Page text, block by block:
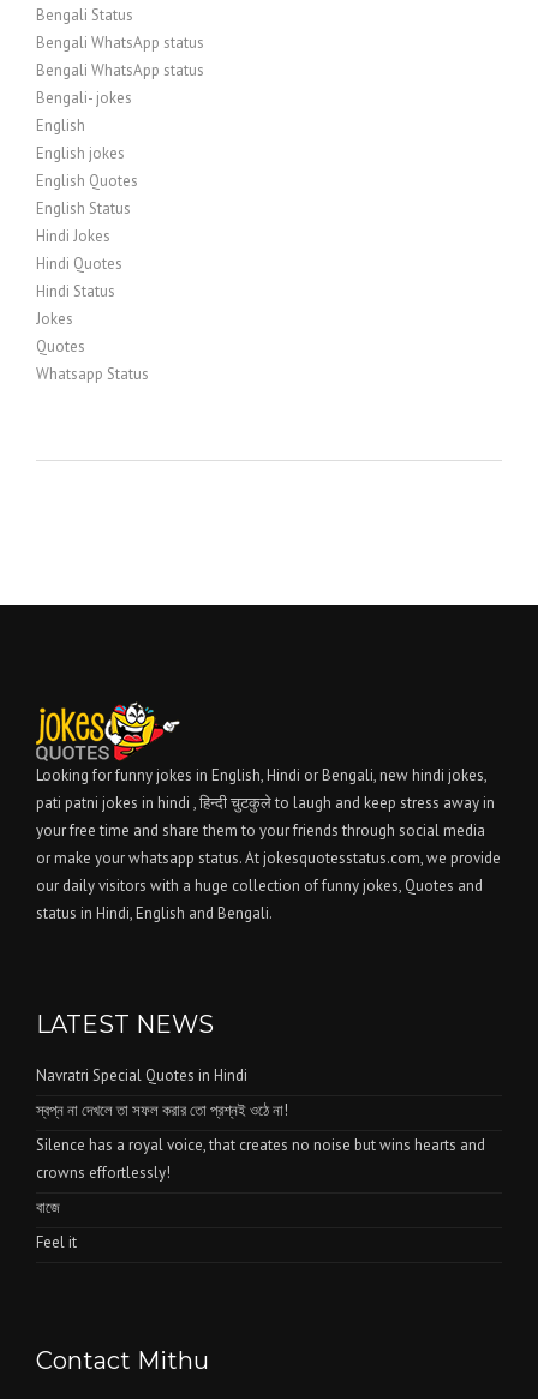
Bengali Status
Bengali WhatsApp status
Bengali WhatsApp status
Bengali- jokes
English
English jokes
English Quotes
English Status
Hindi Jokes
Hindi Quotes
Hindi Status
Jokes
Quotes
Whatsapp Status
Looking for funny jokes in English, Hindi or Bengali, new hindi jokes,
pati patni jokes in hindi , हिन्दी चुटकुले to laugh and keep stress away in
your free time and share them to your friends through social media
or make your whatsapp status. At jokesquotesstatus.com, we provide
our daily visitors with a huge collection of funny jokes, Quotes and
status in Hindi, English and Bengali.
LATEST NEWS
Navratri Special Quotes in Hindi
স্বপ্ন না দেখলে তা সফল করার তো প্রশ্নই ওঠে না!
Silence has a royal voice, that creates no noise but wins hearts and
crowns effortlessly!
বাজে
Feel it
Contact Mithu